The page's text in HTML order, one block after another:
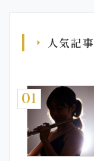
人気記事
01